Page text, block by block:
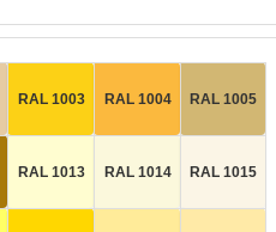
RAL 1003 RAL 1004 RAL 1005
RAL 1013 RAL 1014 RAL 1015